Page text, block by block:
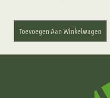
Toevoegen Aan Winkelwagen